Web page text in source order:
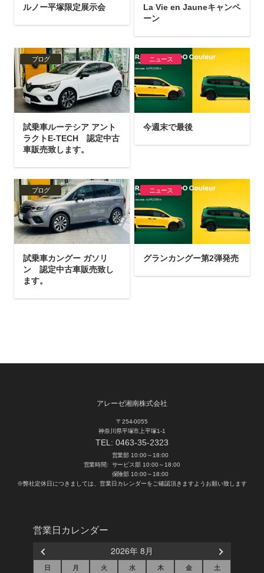
ルノー平塚限定展示会
La Vie en Jauneキャンペ
ーン
ブログ
試乗車ルーテシア アント
ラクトE-TECH 認定中古
車販売致します。
ニュース
今週末で最後
ブログ
試乗車カングー ガソリ
ン 認定中古車販売致し
ます。
ニュース
グランカングー第2弾発売
アレーゼ湘南株式会社
〒254-0055
神奈川県平塚市上平塚1-1
TEL:0463-35-2323
営業時間:
営業部 10:00～18:00
サービス部 10:00～18:00
保険部 10:00～18:00
※弊社定休日につきましては、営業日カレンダーをご確認頂きますようお願い致します
営業日カレンダー
2026年 8月
日 月 火 水 木 金 土